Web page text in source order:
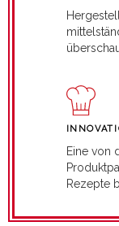
Eine von
Rezepte